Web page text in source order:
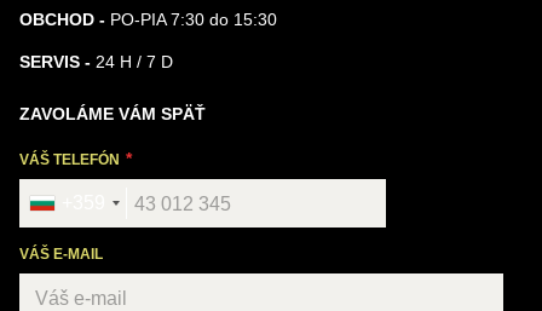
OBCHOD - PO-PIA 7:30 do 15:30
SERVIS - 24 H / 7 D
ZAVOLÁME VÁM SPÄŤ
VÁŠ TELEFÓN
VÁŠ E-MAIL